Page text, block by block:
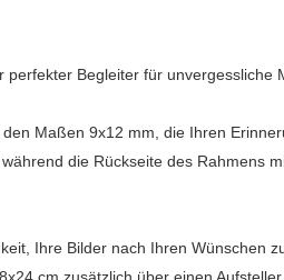
Begleiter für unvergessliche
Maßen 9x12 mm, die Ihren
die Rückseite des Rahmens
Ihre Bilder nach Ihren Wünschen